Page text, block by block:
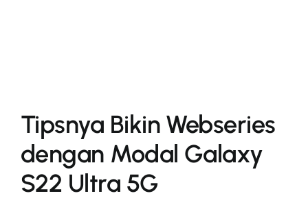
Tipsnya Bikin Webseries
dengan Modal Galaxy
S22 Ultra 5G